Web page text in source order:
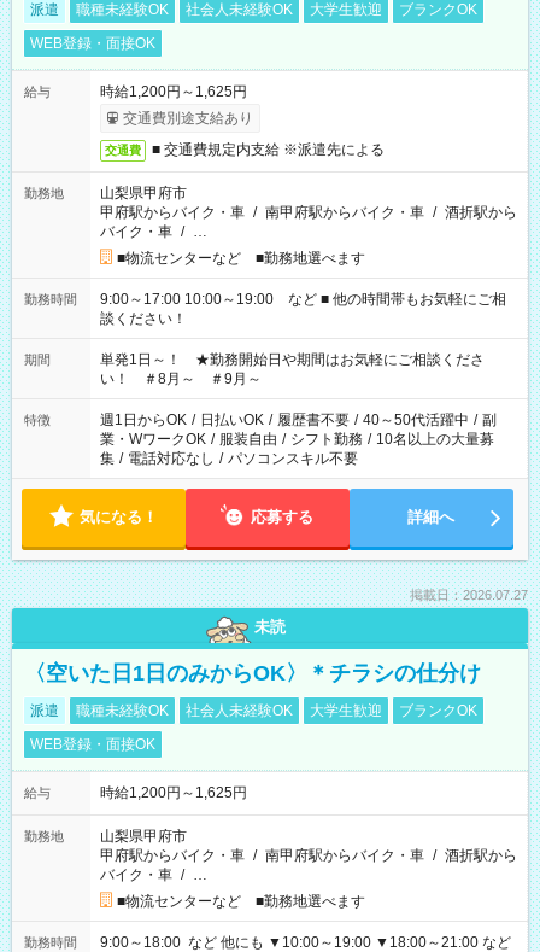
派遣 職種未経験OK 社会人未経験OK 大学生歓迎
ブランクOK
WEB登録・面接OK
給与
時給1,200円～1,625円
交通費別途支給あり
交通費 ■ 交通費規定内支給 ※派遣先による
勤務地
山梨県甲府市
甲府駅からバイク・車 / 南甲府駅からバイク・車 / 酒折駅から
バイク・車 / …
■物流センターなど ■勤務地選べます
勤務時間
9:00～17:00 10:00～19:00 など ■ 他の時間帯もお気軽にご相
談ください！
期間
単発1日～！ ★勤務開始日や期間はお気軽にご相談くださ
い！ ＃8月～ ＃9月～
特徴 週1日からOK / 日払いOK / 履歴書不要 / 40～50代活躍中 / 副
業・WワークOK / 服装自由 / シフト勤務 / 10名以上の大量募
集 / 電話対応なし / パソコンスキル不要
気になる！ 応募する 詳細へ
掲載日：2026.07.27
未読
〈空いた日1日のみからOK〉＊チラシの仕分け
派遣 職種未経験OK 社会人未経験OK 大学生歓迎
ブランクOK
WEB登録・面接OK
給与 時給1,200円～1,625円
勤務地
山梨県甲府市
甲府駅からバイク・車 / 南甲府駅からバイク・車 / 酒折駅から
バイク・車 / …
■物流センターなど ■勤務地選べます
勤務時間 9:00～18:00 など 他にも ▼10:00～19:00 ▼18:00～21:00 など